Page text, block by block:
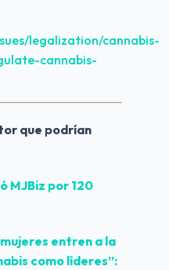
legalization/cannabis-
cannabis-
que podrían
MJBiz por 120
entren a la
como líderes”: